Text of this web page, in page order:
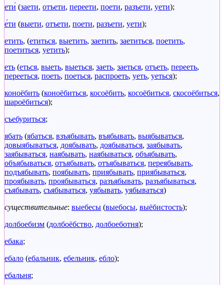
ети́ (заети, отъети, переети, поети, разъети, уети);
е́ти (выети, отъети, поети, разъети, уети);
етить, (етиться, выетить, заетить, заетиться, поетить,
поетиться, уетить);
еть (еться, выеть, выеться, заеть, заеться, отъеть, перееть,
перееться, поеть, поеться, распроеть, уеть, уеться);
коноёбить (коноёбиться, косоёбить, косоёбиться, скосоёбиться,
шароёбиться);
съебуриться;
ябать (ябаться, взъябывать, въябывать, выябываться,
довыябываться, доябывать, доябываться, заябывать,
заябываться, наябывать, наябываться, объябывать,
объябываться, отъябывать, отъябываться, переябывать,
подъябывать, поябывать, приябывать, приябываться,
проябывать, проябываться, разъябывать, разъябываться,
съябывать, съябываться, уябывать, уябываться)
существительные: выебесы (выебосы, выёбистость);
долбоебизм (долбоёбство, долбоеботня);
ебака;
ебало (ебальник, ебельник, ебло);
ебальня;